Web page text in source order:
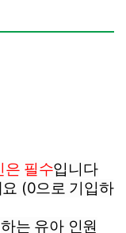
은 필수입니다
(0으로 기입하
는 유아 인원